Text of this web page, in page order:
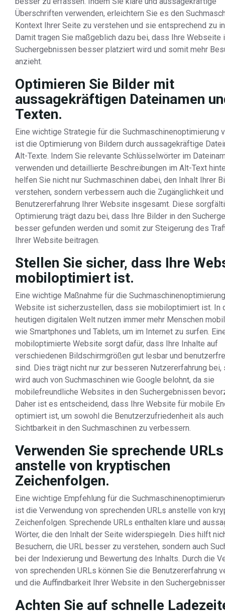
Überschriften verwenden, erleichtern Sie es den
Kontext Ihrer Seite zu verstehen und sie entsprechend zu
Damit tragen Sie maßgeblich dazu bei, dass Ihre Webseite
Suchergebnissen besser platziert wird und somit mehr
anzieht.
Optimieren Sie Bilder mit
aussagekräftigen Dateinamen
Texten.
Eine wichtige Strategie für die Suchmaschinenoptimierung
ist die Optimierung von Bildern durch aussagekräftige
Alt-Texte. Indem Sie relevante Schlüsselwörter im
verwenden und detaillierte Beschreibungen im Alt-Text
helfen Sie nicht nur Suchmaschinen dabei, den Inhalt Ihrer
verstehen, sondern verbessern auch die Zugänglichkeit und
Benutzererfahrung Ihrer Website insgesamt. Diese
Optimierung trägt dazu bei, dass Ihre Bilder in den
besser gefunden werden und somit zur Steigerung des
Ihrer Website beitragen.
Stellen Sie sicher, dass Ihre
mobiloptimiert ist.
Eine wichtige Maßnahme für die
Website ist sicherzustellen, dass sie mobiloptimiert ist. In
heutigen digitalen Welt nutzen immer mehr Menschen
wie Smartphones und Tablets, um im Internet zu surfen.
mobiloptimierte Website sorgt dafür, dass Ihre Inhalte auf
verschiedenen Bildschirmgrößen gut lesbar und
sind. Dies trägt nicht nur zur besseren Nutzererfahrung bei,
wird auch von Suchmaschinen wie Google belohnt, da sie
mobilefreundliche Websites in den Suchergebnissen
Daher ist es entscheidend, dass Ihre Website für mobile
optimiert ist, um sowohl die Benutzerzufriedenheit als
Sichtbarkeit in den Suchmaschinen zu verbessern.
Verwenden Sie sprechende URLs
anstelle von kryptischen
Zeichenfolgen.
Eine wichtige Empfehlung für die
ist die Verwendung von sprechenden URLs anstelle von
Zeichenfolgen. Sprechende URLs enthalten klare und
Wörter, die den Inhalt der Seite widerspiegeln. Dies hilft
Besuchern, die URL besser zu verstehen, sondern auch
bei der Indexierung und Bewertung des Inhalts. Durch die
von sprechenden URLs können Sie die Benutzererfahrung
und die Auffindbarkeit Ihrer Website in den
Achten Sie auf schnelle